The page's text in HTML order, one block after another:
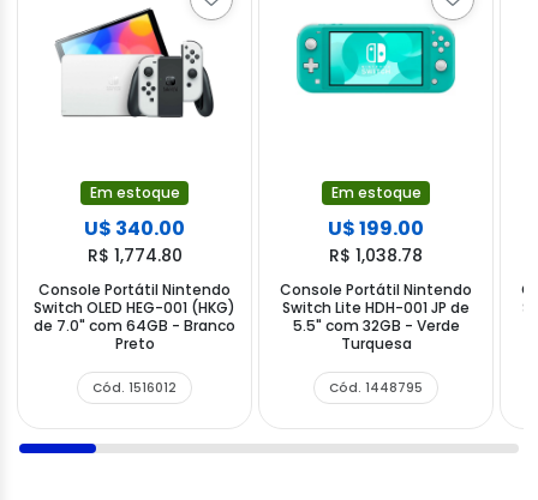
Em estoque
U$ 340.00
R$ 1,774.80
Console Portátil Nintendo
Switch OLED HEG-001 (HKG)
de 7.0" com 64GB - Branco
Preto
Cód. 1516012
Em estoque
U$ 199.00
R$ 1,038.78
Console Portátil Nintendo
Switch Lite HDH-001 JP de
5.5" com 32GB - Verde
Turquesa
Cód. 1448795